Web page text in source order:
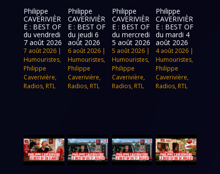
Philippe
CAVERIVIÈR
E : BEST OF
du vendredi
7 août 2026
7 août 2026 |
Humouristes,
Philippe
Caverivière,
Radios, RTL
Philippe
CAVERIVIÈR
E : BEST OF
du jeudi 6
août 2026
6 août 2026|
Humouristes,
Philippe
Caverivière,
Radios, RTL
Philippe
CAVERIVIÈR
E : BEST OF
du mercredi
5 août 2026
5 août 2026|
Humouristes,
Philippe
Caverivière,
Radios, RTL
Philippe
CAVERIVIÈR
E : BEST OF
du mardi 4
août 2026
4 août 2026 |
Humouristes,
Philippe
Caverivière,
Radios, RTL